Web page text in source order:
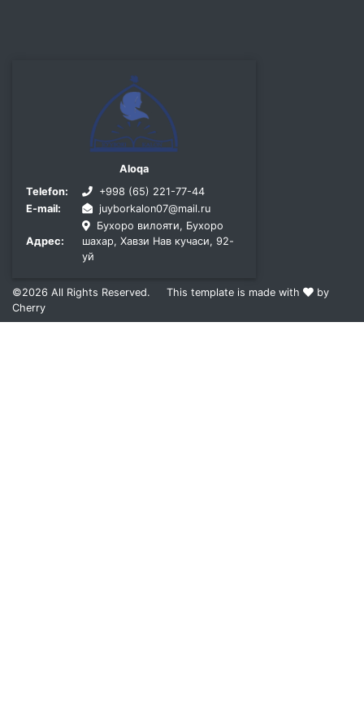
Aloqa
Telefon:
+998 (65) 221-77-44
E-mail:
juyborkalon07@mail.ru
Адрес:
Бухоро вилояти, Бухоро
шахар, Хавзи Нав кучаси, 92-
уй
©2026 All Rights Reserved. This template is made with
by
Cherry